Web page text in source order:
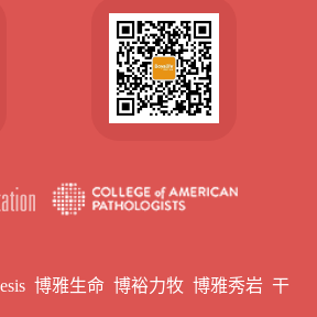
博雅生命 博裕力牧 博雅秀岩 干